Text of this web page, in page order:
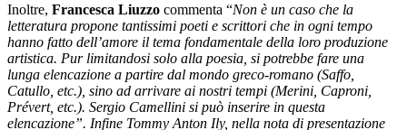
Inoltre, Francesca Liuzzo commenta “Non è un caso che la
letteratura propone tantissimi poeti e scrittori che in ogni tempo
hanno fatto dell’amore il tema fondamentale della loro produzione
artistica. Pur limitandosi solo alla poesia, si potrebbe fare una
lunga elencazione a partire dal mondo greco-romano (Saffo,
Catullo, etc.), sino ad arrivare ai nostri tempi (Merini, Caproni,
Prévert, etc.). Sergio Camellini si può inserire in questa
elencazione”. Infine Tommy Anton Ily, nella nota di presentazione